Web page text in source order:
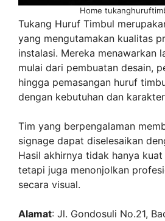
Home
Tukang Huruf Timbul
yang mengutamakan kualitas
instalasi. Mereka menawarkan
mulai dari pembuatan desain,
hingga pemasangan huruf
dengan kebutuhan dan
Tim yang berpengalaman
signage dapat diselesaikan
Hasil akhirnya tidak hanya
tetapi juga menonjolkan
secara visual.
Alamat: Jl. Gondosuli No.21,